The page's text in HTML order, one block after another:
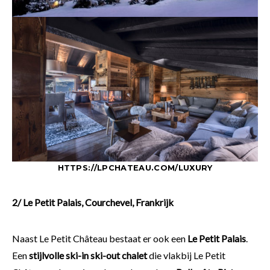
HTTPS://LPCHATEAU.COM/LUXURY
2/ Le Petit Palais, Courchevel, Frankrijk
Naast Le Petit Château bestaat er ook een Le Petit Palais
Eenstijlvolle ski-in ski-out chaletdie vlakbij Le Petit